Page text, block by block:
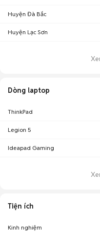
Huyện Đà Bắc
Huyện Lạc Sơn
Dòng laptop
ThinkPad
Legion 5
Ideapad Gaming
Tiện ích
Kinh nghiệm